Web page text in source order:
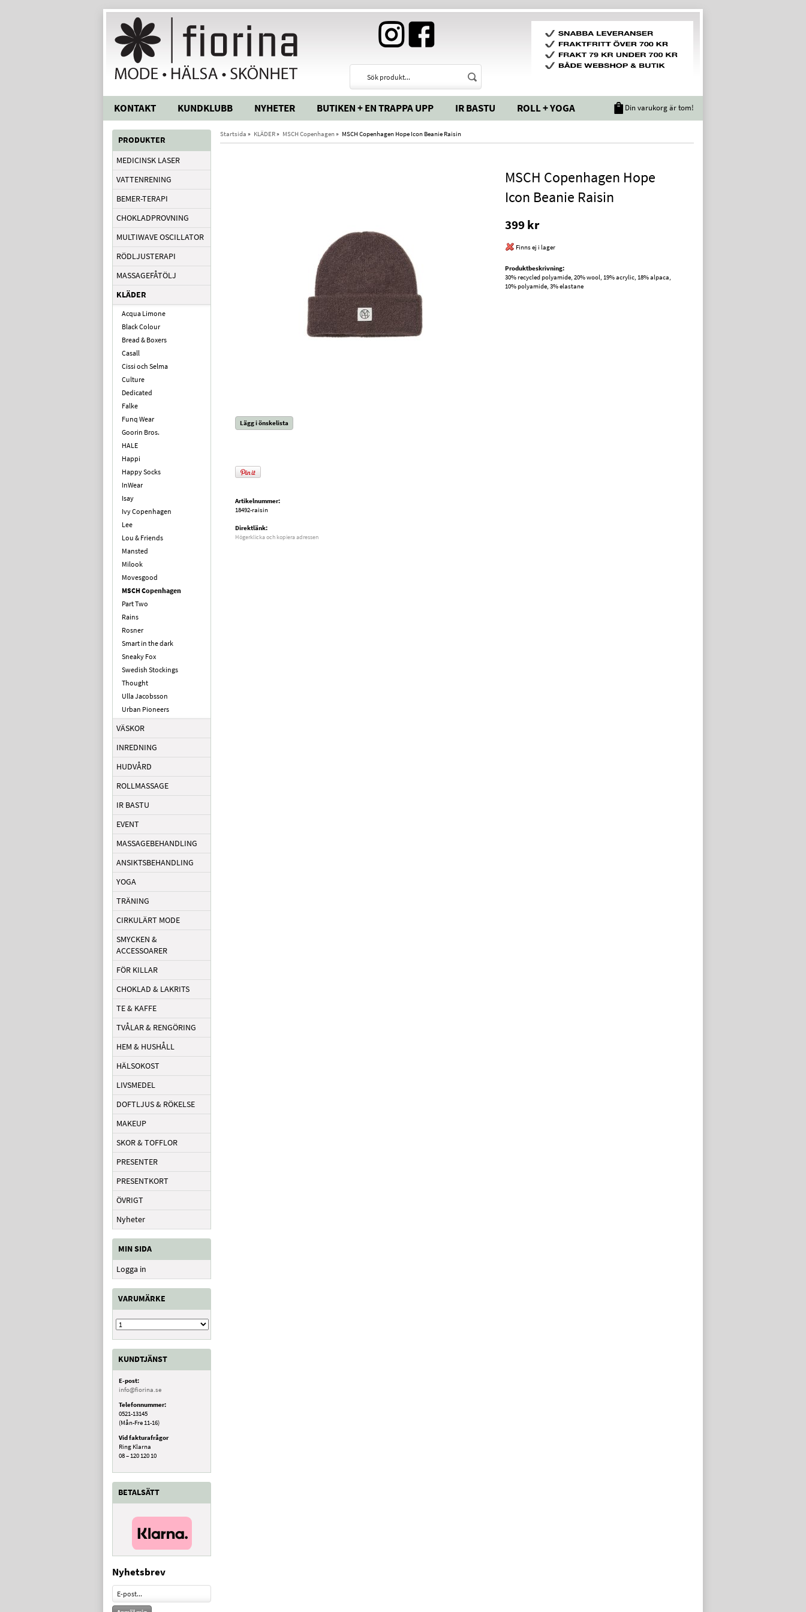
KONTAKT KUNDKLUBB NYHETER BUTIKEN + EN TRAPPA UPP IR BASTU ROLL + YOGA Din varukorg är tom!
PRODUKTER
MEDICINSK LASER
VATTENRENING
BEMER-TERAPI
CHOKLADPROVNING
MULTIWAVE OSCILLATOR
RÖDLJUSTERAPI
MASSAGEFÅTÖLJ
KLÄDER
Acqua Limone
Black Colour
Bread & Boxers
Casall
Cissi och Selma
Culture
Dedicated
Falke
Funq Wear
Goorin Bros.
HALE
Happi
Happy Socks
InWear
Isay
Ivy Copenhagen
Lee
Lou & Friends
Mansted
Milook
Movesgood
MSCH Copenhagen
Part Two
Rains
Rosner
Smart in the dark
Sneaky Fox
Swedish Stockings
Thought
Ulla Jacobsson
Urban Pioneers
VÄSKOR
INREDNING
HUDVÅRD
ROLLMASSAGE
IR BASTU
EVENT
MASSAGEBEHANDLING
ANSIKTSBEHANDLING
YOGA
TRÄNING
CIRKULÄRT MODE
SMYCKEN &
ACCESSOARER
FÖR KILLAR
CHOKLAD & LAKRITS
TE & KAFFE
TVÅLAR & RENGÖRING
HEM & HUSHÅLL
HÄLSOKOST
LIVSMEDEL
DOFTLJUS & RÖKELSE
MAKEUP
SKOR & TOFFLOR
PRESENTER
PRESENTKORT
ÖVRIGT
Nyheter
MIN SIDA
Logga in
VARUMÄRKE
KUNDTJÄNST
E-post:
info@fiorina.se
Telefonnummer:
0521-13145
(Mån-Fre 11-16)
Vid fakturafrågor
Ring Klarna
08 – 120 120 10
BETALSÄTT
Nyhetsbrev
Startsida » KLÄDER» MSCH Copenhagen» MSCH Copenhagen Hope Icon Beanie Raisin
Lägg i önskelista
Artikelnummer:
18492-raisin
Direktlänk:
Högerklicka och kopiera adressen
MSCH Copenhagen Hope
Icon Beanie Raisin
399 kr
Finns ej i lager
Produktbeskrivning:
30% recycled polyamide, 20% wool, 19% acrylic, 18% alpaca,
10% polyamide, 3% elastane